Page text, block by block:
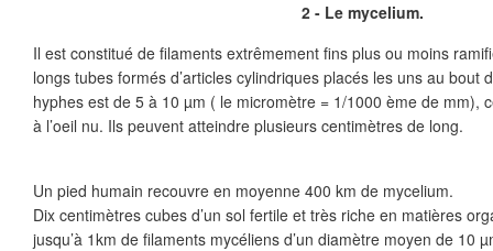
2 - Le mycelium.
Il est constitué de ﬁlaments extrêmement ﬁns plus ou moins
longs tubes formés d’articles cylindriques placés les uns au bout
hyphes est de 5 à 10 µm ( le micromètre = 1/1000 ème de mm),
à l’oeil nu. Ils peuvent atteindre plusieurs centimètres de long.
Un pied humain recouvre en moyenne 400 km de mycelium.
Dix centimètres cubes d’un sol fertile et très riche en matières
jusqu’à 1km de ﬁlaments mycéliens d’un diamètre moyen de 10